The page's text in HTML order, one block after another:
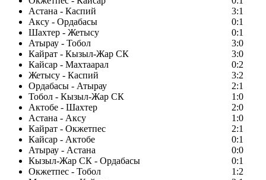
Астана - Каспий
3:1
Аксу - Ордабасы
0:1
Шахтер - Жетысу
0:1
Атырау - Тобол
3:0
Кайрат - Кызыл-Жар СК
3:0
Кайсар - Махтаарал
0:2
Жетысу - Каспий
3:2
Ордабасы - Атырау
2:1
Тобол - Кызыл-Жар СК
1:0
Актобе - Шахтер
2:0
Астана - Аксу
1:0
Кайрат - Окжетпес
2:1
Кайсар - Актобе
0:1
Атырау - Астана
0:0
Кызыл-Жар СК - Ордабасы
0:1
Окжетпес - Тобол
1:2